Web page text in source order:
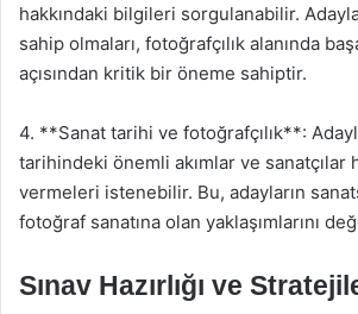
hakkındaki bilgileri sorgulanabilir.
sahip olmaları, fotoğrafçılık alanında
açısından kritik bir öneme sahiptir.
4. **Sanat tarihi ve fotoğrafçılık**:
tarihindeki önemli akımlar ve sanatçılar
vermeleri istenebilir. Bu, adayların
fotoğraf sanatına olan yaklaşımlarını
Sınav Hazırlığı ve